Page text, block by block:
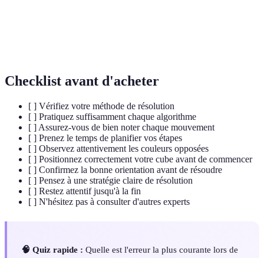
Checklist avant d'acheter
[ ] Vérifiez votre méthode de résolution
[ ] Pratiquez suffisamment chaque algorithme
[ ] Assurez-vous de bien noter chaque mouvement
[ ] Prenez le temps de planifier vos étapes
[ ] Observez attentivement les couleurs opposées
[ ] Positionnez correctement votre cube avant de commencer
[ ] Confirmez la bonne orientation avant de résoudre
[ ] Pensez à une stratégie claire de résolution
[ ] Restez attentif jusqu'à la fin
[ ] N'hésitez pas à consulter d'autres experts
🧠 Quiz rapide : Quelle est l'erreur la plus courante lors de